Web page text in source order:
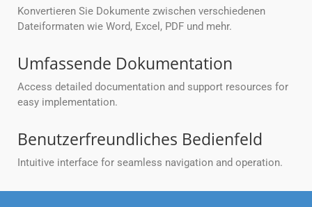
Konvertieren Sie Dokumente zwischen verschiedenen
Dateiformaten wie Word, Excel, PDF und mehr.
Umfassende Dokumentation
Access detailed documentation and support resources for
easy implementation.
Benutzerfreundliches Bedienfeld
Intuitive interface for seamless navigation and operation.